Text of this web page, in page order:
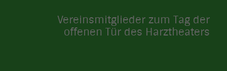
Vereinsmitglieder zum Tag der
offenen Tür des Harztheaters